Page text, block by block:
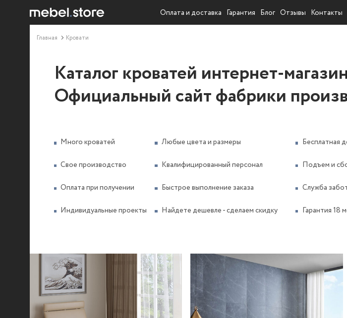
Оплата и доставка Гарантия Блог Отзывы Контакты
Главная Кровати
Каталог кроватей интернет-
Официальный сайт фабрики
Много кроватей Любые цвета и размеры
Индивидуальные проекты Найдете дешевле - сделаем скидку
Свое производство Квалифицированный персонал
Оплата при получении Быстрое выполнение заказа
Бесплатная
Подъем и
Гарантия 18
Служба